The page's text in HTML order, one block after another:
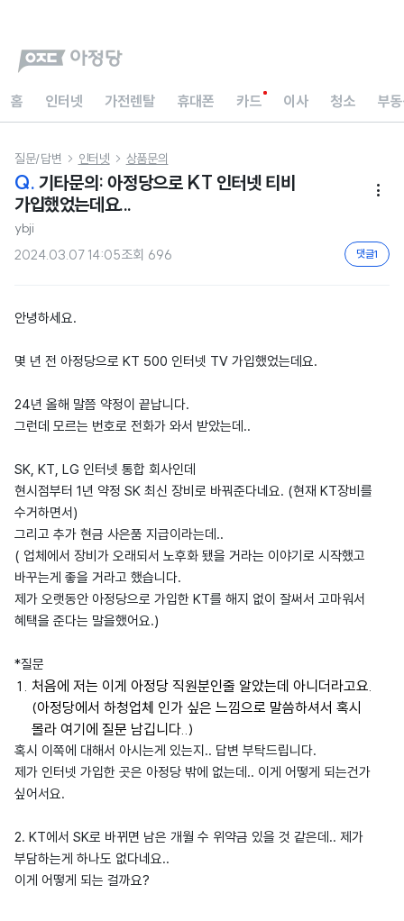
홈 인터넷 가전렌탈 휴대폰 카드 이사 청소 부
질문/답변  인터넷  상품문의
Q. 기타문의: 아정당으로 KT 인터넷 티비
가입했었는데요...

ybji
2024.03.07 14:05조회 696 댓글1
안녕하세요.
몇 년 전 아정당으로 KT 500 인터넷 TV 가입했었는데요.
24년 올해 말쯤 약정이 끝납니다.
그런데 모르는 번호로 전화가 와서 받았는데..
SK, KT, LG 인터넷 통합 회사인데
현시점부터 1년 약정 SK 최신 장비로 바꿔준다네요. (현재 KT장비를
수거하면서)
그리고 추가 현금 사은품 지급이라는데..
( 업체에서 장비가 오래되서 노후화 됐을 거라는 이야기로 시작했고
바꾸는게 좋을 거라고 했습니다.
제가 오랫동안 아정당으로 가입한 KT를 해지 없이 잘써서 고마워서
혜택을 준다는 말을했어요.)
*질문
처음에 저는 이게 아정당 직원분인줄 알았는데 아니더라고요.
(아정당에서 하청업체 인가 싶은 느낌으로 말씀하셔서 혹시
몰라 여기에 질문 남깁니다..)
혹시 이쪽에 대해서 아시는게 있는지.. 답변 부탁드립니다.
제가 인터넷 가입한 곳은 아정당 밖에 없는데.. 이게 어떻게 되는건가
싶어서요.
2. KT에서 SK로 바뀌면 남은 개월 수 위약금 있을 것 같은데.. 제가
부담하는게 하나도 없다네요..
이게 어떻게 되는 걸까요?